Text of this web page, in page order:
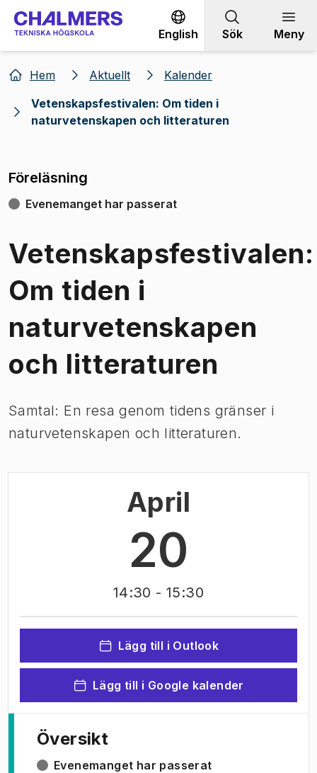
Gå till innehållet
English Sök Meny
Hem Aktuellt
Kalender
Vetenskapsfestivalen: Om tiden i
naturvetenskapen och litteraturen
Föreläsning
Evenemanget har passerat
Vetenskapsfestivalen:
Om tiden i
naturvetenskapen
och litteraturen
Samtal: En resa genom tidens gränser i
naturvetenskapen och litteraturen.
April
20
14:30 - 15:30
Lägg till i Outlook
Lägg till i Google kalender
Översikt
Evenemanget har passerat